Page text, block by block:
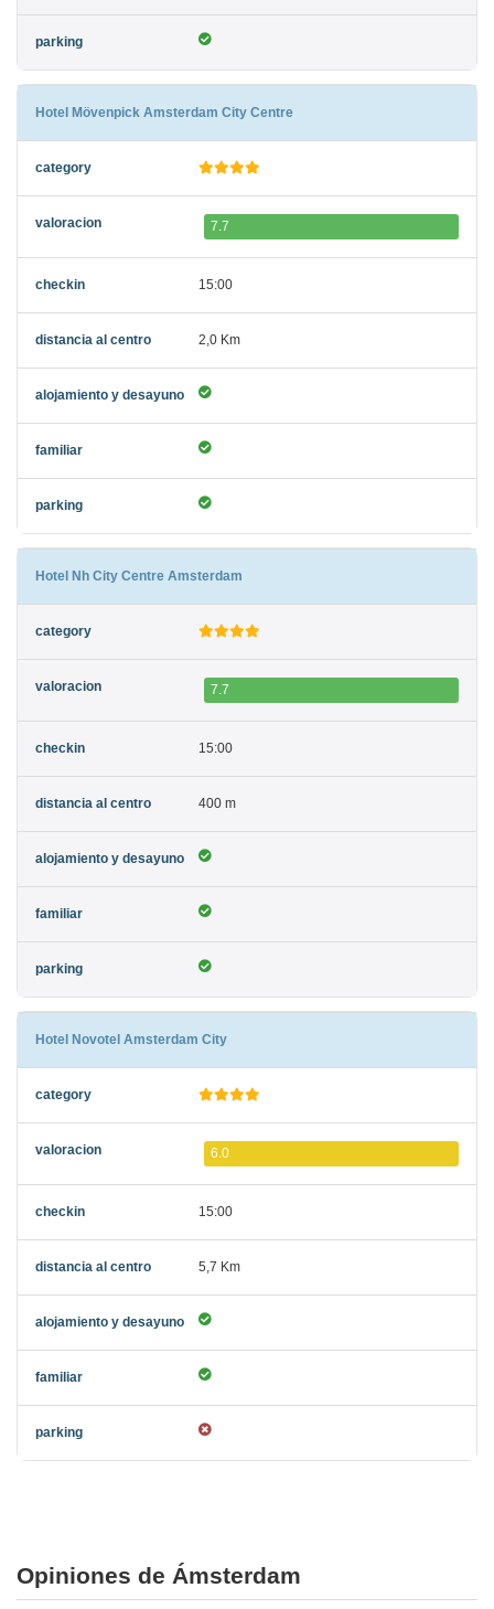
Hotel Mövenpick Amsterdam City Centre
7.7
15:00
2,0 Km
Hotel Nh City Centre Amsterdam
7.7
15:00
400 m
Hotel Novotel Amsterdam City
6.0
15:00
5,7 Km
Opiniones de Ámsterdam